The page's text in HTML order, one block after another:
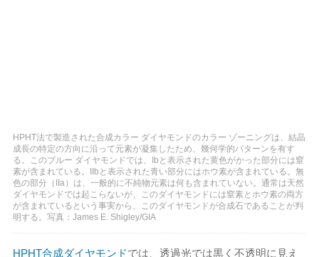
HPHT法で製造された合成カラー ダイヤモンドのカラー ゾーニングは、結晶
成長の特定の方向に沿って元素が凝集したため、幾何学的パターンを有す
る。このブルー ダイヤモンドでは、Ibと表示された黄色がかった部分には窒
素が含まれている。IIbと表示された青い部分にはホウ素が含まれている。無
色の部分（IIa）は、一般的に不純物元素は何も含まれていない。通常は天然
ダイヤモンドでは起こらないが、このダイヤモンドには窒素とホウ素の両方
が含まれているという事実から、このダイヤモンドが合成石であることが判
明する。写真：James E. Shigley/GIA
HPHT合成ダイヤモンドでは、透過光では黒く不透明に見え